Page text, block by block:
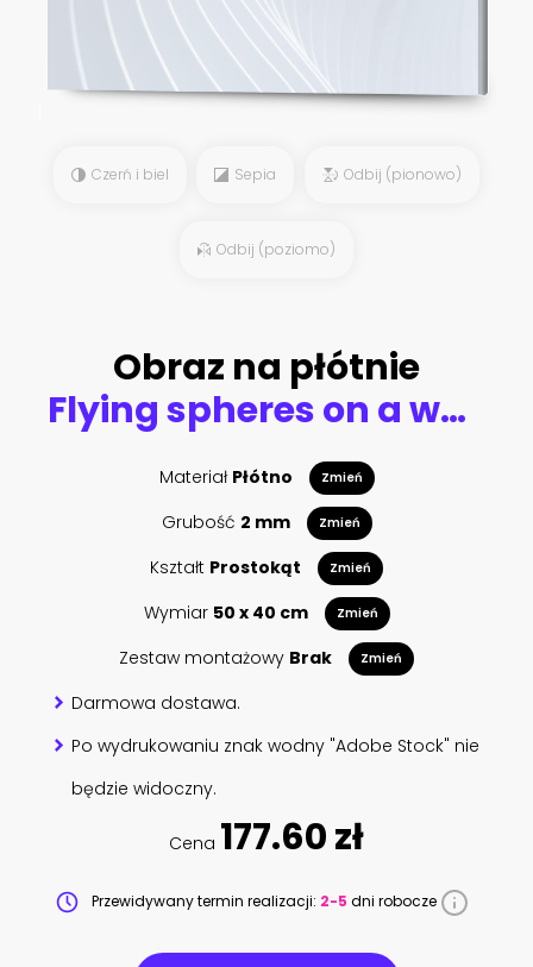
Czerń i biel Sepia Odbij (pionowo)
Odbij (poziomo)
Obraz na płótnie
Flying spheres on a white background. 3d rendering. Illustration for advertising.
Materiał Płótno Zmień
Grubość 2 mm Zmień
Kształt Prostokąt Zmień
Wymiar 50 x 40 cm Zmień
Zestaw montażowy Brak Zmień
Darmowa dostawa.
Po wydrukowaniu znak wodny "Adobe Stock" nie
będzie widoczny.
Cena 177.60 zł
Przewidywany termin realizacji: 2-5 dni robocze